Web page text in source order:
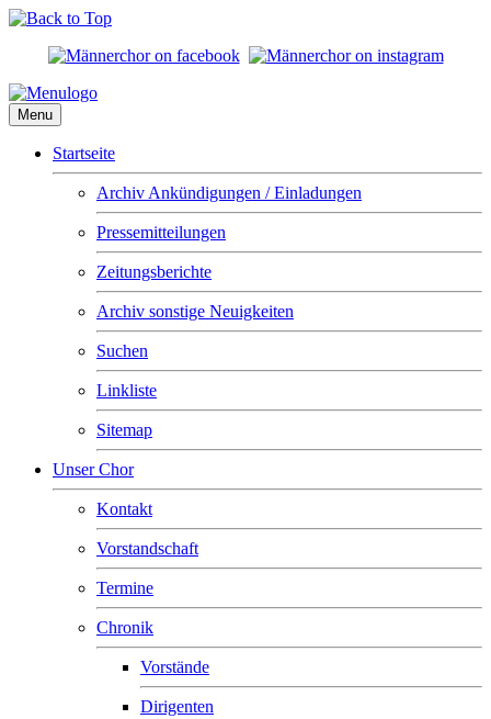
Menu
Startseite
Archiv Ankündigungen / Einladungen
Pressemitteilungen
Zeitungsberichte
Archiv sonstige Neuigkeiten
Suchen
Linkliste
Sitemap
Unser Chor
Kontakt
Vorstandschaft
Termine
Chronik
Vorstände
Dirigenten